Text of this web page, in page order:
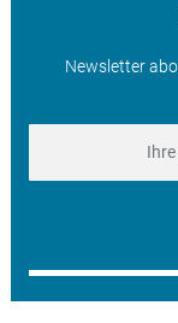
Newsletter